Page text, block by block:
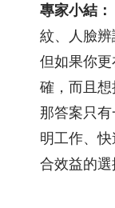
專家小結：
紋、人臉辨
但如果你
確，而且想
那答案只有
明工作、
合效益的選